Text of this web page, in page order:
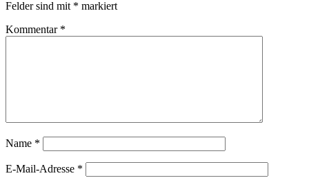
Felder sind mit * markiert
Kommentar *
Name *
E-Mail-Adresse *